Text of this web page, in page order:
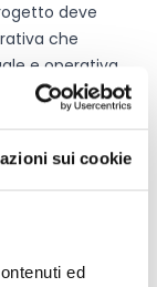
sui cookie
ed
deve
che
e operativa
di